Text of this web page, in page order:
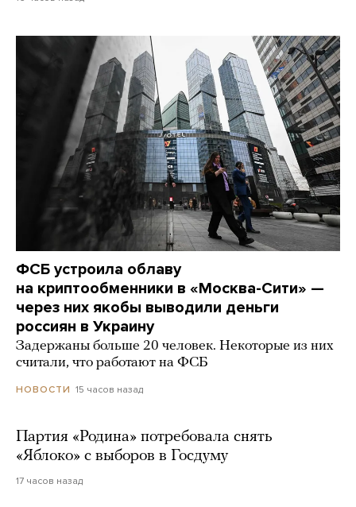
ФСБ устроила облаву
на криптообменники в «Москва-Сити» —
через них якобы выводили деньги
россиян в Украину
Задержаны больше 20 человек. Некоторые из них
считали, что работают на ФСБ
НОВОСТИ 15 часов назад
Партия «Родина» потребовала снять
«Яблоко» с выборов в Госдуму
17 часов назад